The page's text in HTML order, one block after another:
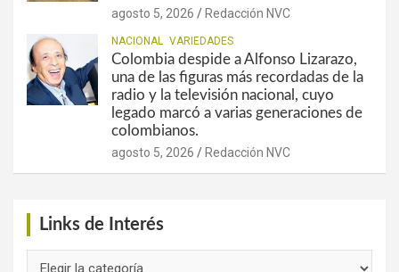
agosto 5, 2026 Redacción NVC
NACIONAL VARIEDADES
Colombia despide a Alfonso Lizarazo,
una de las figuras más recordadas de la
radio y la televisión nacional, cuyo
legado marcó a varias generaciones de
colombianos.
agosto 5, 2026 Redacción NVC
Links de Interés